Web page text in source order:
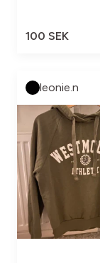
100 SEK
leonie.n